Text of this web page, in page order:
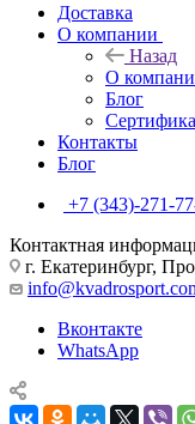
Доставка
О компании
Назад
О
Блог
Контакты
Блог
+7 (343)-271-
Контактная
г. Екатеринбург,
Вконтакте
WhatsApp